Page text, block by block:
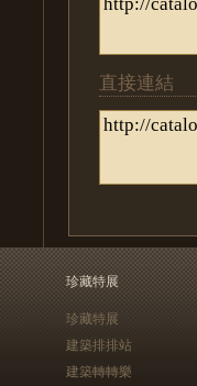
直接連結
珍藏特展
珍藏特展
建築排排站
建築轉轉樂